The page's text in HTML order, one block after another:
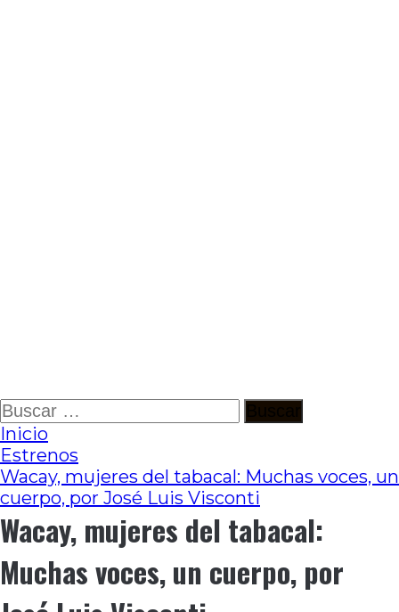
Ir
al
contenido
Buscar:
Inicio
Estrenos
Wacay, mujeres del tabacal: Muchas voces, un
cuerpo, por José Luis Visconti
Wacay, mujeres del tabacal:
Muchas voces, un cuerpo, por